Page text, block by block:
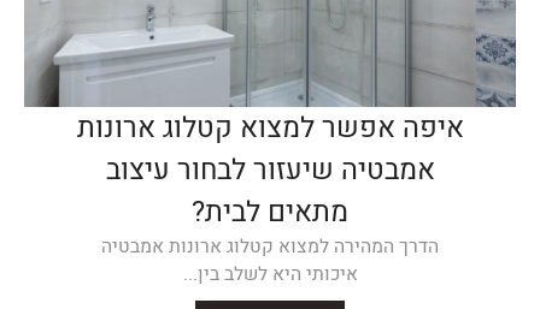
איפה אפשר למצוא קטלוג ארונות
אמבטיה שיעזור לבחור עיצוב
מתאים לבית?
הדרך המהירה למצוא קטלוג ארונות אמבטיה
איכותי היא לשלב בין...